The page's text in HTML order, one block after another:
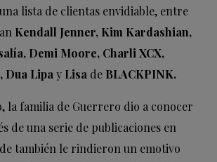
lista de clientas envidiable, entre
Kendall Jenner, Kim Kardashian,
Demi Moore, Charli XCX,
Dua Lipa y Lisa de BLACKPINK.
la familia de Guerrero dio a conocer
de una serie de publicaciones en
también le rindieron un emotivo